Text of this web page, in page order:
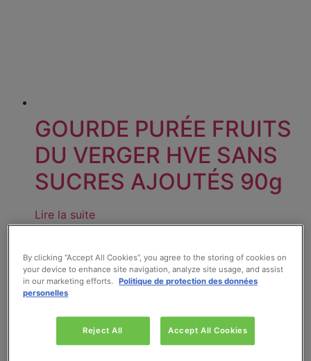
GOURDE PURÉE FRUITS
DU VERGER HVE SANS
SUCRES AJOUTÉS 90g
Lire la suite
By clicking “Accept All Cookies”, you agree to the storing of cookies on
your device to enhance site navigation, analyze site usage, and assist
in our marketing efforts. Politique de protection des données
personelles
Reject All Accept All Cookies